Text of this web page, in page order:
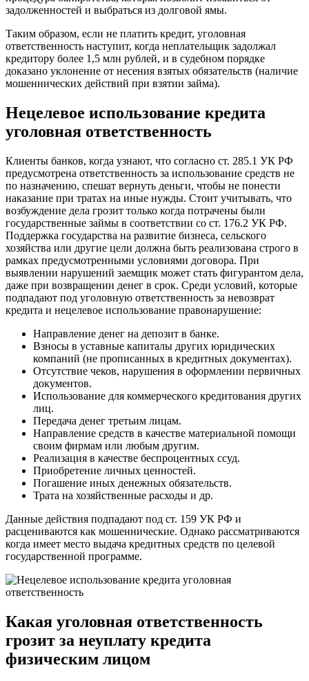
задолженностей и выбраться из долговой ямы.
Таким образом, если не платить кредит, уголовная
ответственность наступит, когда неплательщик задолжал
кредитору более 1,5 млн рублей, и в судебном порядке
доказано уклонение от несения взятых обязательств (наличие
мошеннических действий при взятии займа).
Нецелевое использование кредита
уголовная ответственность
Клиенты банков, когда узнают, что согласно ст. 285.1 УК РФ
предусмотрена ответственность за использование средств не
по назначению, спешат вернуть деньги, чтобы не понести
наказание при тратах на иные нужды. Стоит учитывать, что
возбуждение дела грозит только когда потрачены были
государственные займы в соответствии со ст. 176.2 УК РФ.
Поддержка государства на развитие бизнеса, сельского
хозяйства или другие цели должна быть реализована строго в
рамках предусмотренными условиями договора. При
выявлении нарушений заемщик может стать фигурантом дела,
даже при возвращении денег в срок. Среди условий, которые
подпадают под уголовную ответственность за невозврат
кредита и нецелевое использование правонарушение:
Направление денег на депозит в банке.
Взносы в уставные капиталы других юридических
компаний (не прописанных в кредитных документах).
Отсутствие чеков, нарушения в оформлении первичных
документов.
Использование для коммерческого кредитования других
лиц.
Передача денег третьим лицам.
Направление средств в качестве материальной помощи
своим фирмам или любым другим.
Реализация в качестве беспроцентных ссуд.
Приобретение личных ценностей.
Погашение иных денежных обязательств.
Трата на хозяйственные расходы и др.
Данные действия подпадают под ст. 159 УК РФ и
расцениваются как мошеннические. Однако рассматриваются
когда имеет место выдача кредитных средств по целевой
государственной программе.
Какая уголовная ответственность
грозит за неуплату кредита
физическим лицом